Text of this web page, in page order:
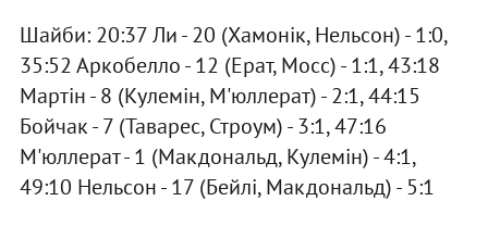
Шайби: 20:37 Ли - 20 (Хамонік, Нельсон) - 1:0,
35:52 Аркобелло - 12 (Ерат, Мосс) - 1:1, 43:18
Мартін - 8 (Кулемін, М'юллерат) - 2:1, 44:15
Бойчак - 7 (Таварес, Строум) - 3:1, 47:16
М'юллерат - 1 (Макдональд, Кулемін) - 4:1,
49:10 Нельсон - 17 (Бейлі, Макдональд) - 5:1